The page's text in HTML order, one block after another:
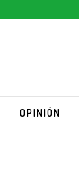
OPINIÓN